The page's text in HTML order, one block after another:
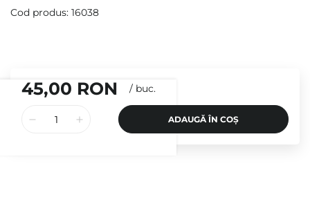
45,00 RON / buc.
ADAUGĂ ÎN COȘ
Cod produs: 16038